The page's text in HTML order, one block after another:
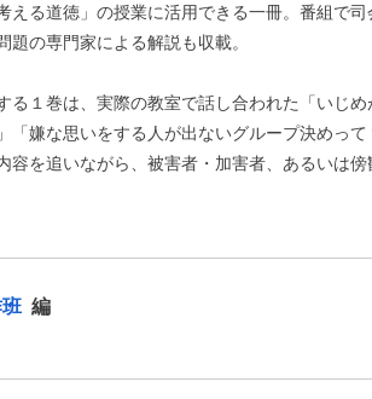
る道徳」の授業に活用できる一冊。番組で司
の専門家による解説も収載。
る１巻は、実際の教室で話し合われた「いじめ
「嫌な思いをする人が出ないグループ決めって
を追いながら、被害者・加害者、あるいは傍
編